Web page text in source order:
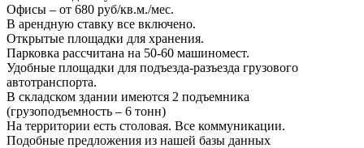
Офисы – от 680 руб/кв.м./мес.
В арендную ставку все включено.
Открытые площадки для хранения.
Парковка рассчитана на 50-60 машиномест.
Удобные площадки для подъезда-разъезда грузового
автотранспорта.
В складском здании имеются 2 подъемника
(грузоподъемность – 6 тонн)
На территории есть столовая. Все коммуникации.
Подобные предложения из нашей базы данных